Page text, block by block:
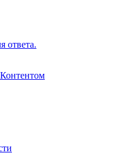
ответа.